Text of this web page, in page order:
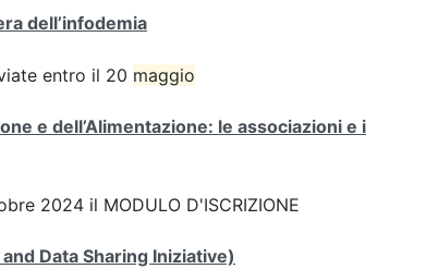
dell’infodemia
entro il 20 maggio
e dell’Alimentazione: le associazioni e i
2024 il MODULO D'ISCRIZIONE
Data Sharing Iniziative)